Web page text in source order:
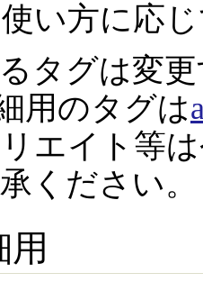
い方に応
タグは変
用のタグは
エイト等
ください。